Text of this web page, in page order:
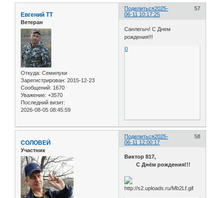
Поделиться 57
2025-
06-11 10:17:25
Евгений ТТ
Ветеран
Откуда: Семилуки
Зарегистрирован: 2015-12-23
Сообщений: 1670
Уважение: +3570
Последний визит:
2026-08-05 08:45:59
Санлегыч! С Днем
рождения!!!
0
Поделиться 58
2025-
06-11 12:00:17
СОЛОВЕЙ
Участник
Виктор 817,
С Днём рождения!!!